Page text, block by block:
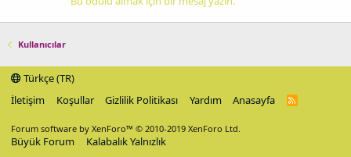
Kullanıcılar
Türkçe (TR)
İletişim
Koşullar Gizlilik Politikası Yardım Anasayfa
R
S
Forum software by XenForo™ © 2010-2019 XenForo Ltd.
Büyük Forum Kalabalık Yalnızlık